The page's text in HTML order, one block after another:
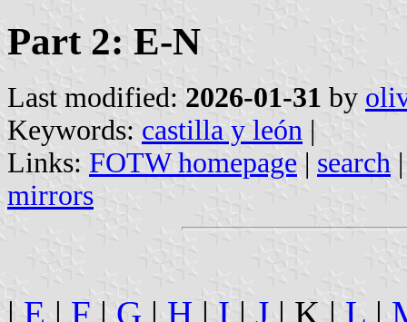
Part 2: E-N
Last modified: 2026-01-31 by
Keywords: castilla y león |
Links: FOTW homepage | search
mirrors
| E | F | G | H | I | J | K | L |